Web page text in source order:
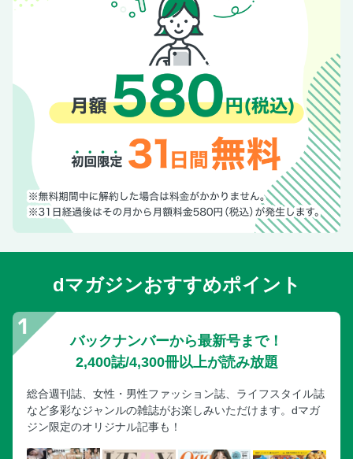
dマガジンおすすめポイント
バックナンバーから最新号まで！
2,400誌/4,300冊以上が読み放題
総合週刊誌、女性・男性ファッション誌、ライフスタイル誌
など多彩なジャンルの雑誌がお楽しみいただけます。dマガ
ジン限定のオリジナル記事も！